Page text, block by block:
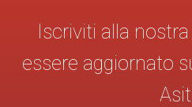
Iscriviti alla
essere aggiornato